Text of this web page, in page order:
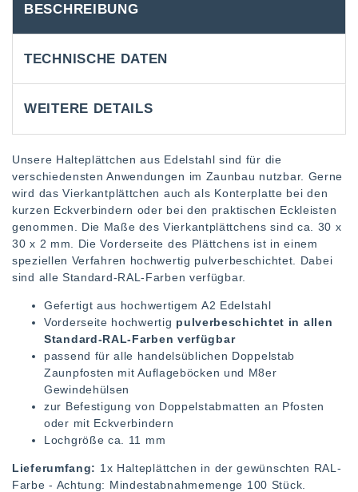
BESCHREIBUNG
TECHNISCHE DATEN
WEITERE DETAILS
Unsere Halteplättchen aus Edelstahl sind für die
verschiedensten Anwendungen im Zaunbau nutzbar. Gerne
wird das Vierkantplättchen auch als Konterplatte bei den
kurzen Eckverbindern oder bei den praktischen Eckleisten
genommen. Die Maße des Vierkantplättchens sind ca. 30 x
30 x 2 mm. Die Vorderseite des Plättchens ist in einem
speziellen Verfahren hochwertig pulverbeschichtet. Dabei
sind alle Standard-RAL-Farben verfügbar.
Gefertigt aus hochwertigem A2 Edelstahl
Vorderseite hochwertig pulverbeschichtet in allen
Standard-RAL-Farben verfügbar
passend für alle handelsüblichen Doppelstab
Zaunpfosten mit Auflageböcken und M8er
Gewindehülsen
zur Befestigung von Doppelstabmatten an Pfosten
oder mit Eckverbindern
Lochgröße ca. 11 mm
Lieferumfang: 1x Halteplättchen in der gewünschten RAL-
Farbe - Achtung: Mindestabnahmemenge 100 Stück.